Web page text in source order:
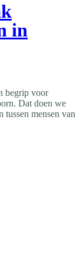
in
begrip voor
Dat doen we
tussen mensen van